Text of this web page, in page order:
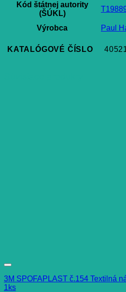
Kód štátnej autority
(ŠÚKL)
Výrobca Paul
KATALÓGOVÉ ČÍSLO
3M SPOFAPLAST č.154 Textilná
1ks